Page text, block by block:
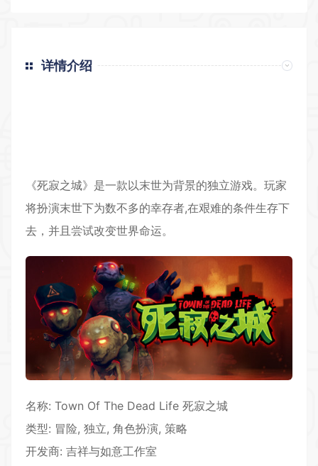
详情介绍
《死寂之城》是一款以末世为背景的独立游戏。玩家
将扮演末世下为数不多的幸存者,在艰难的条件生存下
去，并且尝试改变世界命运。
名称: Town Of The Dead Life 死寂之城
类型: 冒险, 独立, 角色扮演, 策略
开发商: 吉祥与如意工作室